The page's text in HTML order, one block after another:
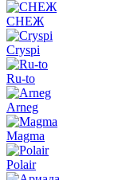
СНЕЖ
Cryspi
Ru-to
Arneg
Magma
Polair